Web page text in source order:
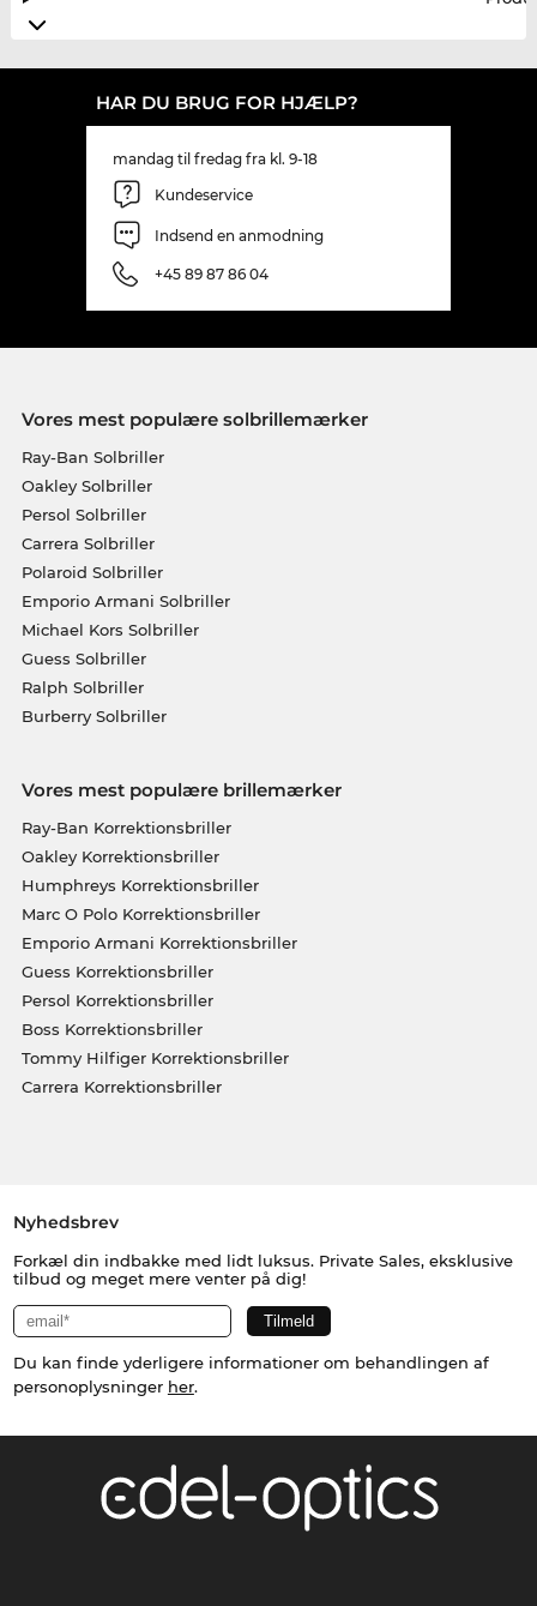
HAR DU BRUG FOR HJÆLP?
mandag til fredag fra kl. 9-18
Kundeservice
Indsend en anmodning
+45 89 87 86 04
Vores mest populære solbrillemærker
Ray-Ban Solbriller
Oakley Solbriller
Persol Solbriller
Carrera Solbriller
Polaroid Solbriller
Emporio Armani Solbriller
Michael Kors Solbriller
Guess Solbriller
Ralph Solbriller
Burberry Solbriller
Vores mest populære brillemærker
Ray-Ban Korrektionsbriller
Oakley Korrektionsbriller
Humphreys Korrektionsbriller
Marc O Polo Korrektionsbriller
Emporio Armani Korrektionsbriller
Guess Korrektionsbriller
Persol Korrektionsbriller
Boss Korrektionsbriller
Tommy Hilfiger Korrektionsbriller
Carrera Korrektionsbriller
Nyhedsbrev
Forkæl din indbakke med lidt luksus. Private Sales, eksklusive
tilbud og meget mere venter på dig!
Du kan finde yderligere informationer om behandlingen af
personoplysninger her.